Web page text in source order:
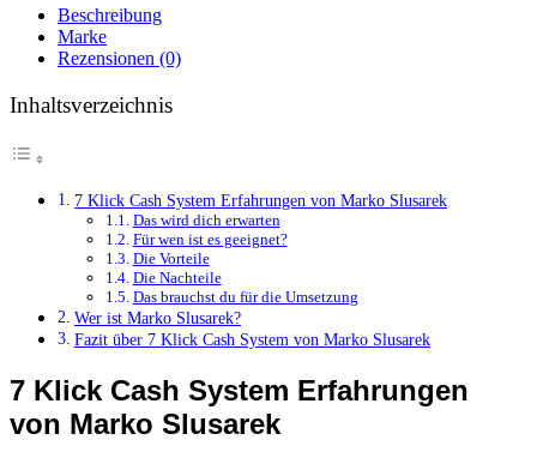
Beschreibung
Marke
Rezensionen (0)
Inhaltsverzeichnis
7 Klick Cash System Erfahrungen von Marko Slusarek
Das wird dich erwarten
Für wen ist es geeignet?
Die Vorteile
Die Nachteile
Das brauchst du für die Umsetzung
Wer ist Marko Slusarek?
Fazit über 7 Klick Cash System von Marko Slusarek
7 Klick Cash System Erfahrungen
von Marko Slusarek